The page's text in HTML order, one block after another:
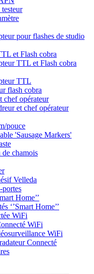
pour flashes de studio
et Flash cobra
TTL et Flash cobra
TTL
flash cobra
chef opérateur
et chef opérateur
pouce
'Sausage Markers'
chamois
Velleda
portes
Home’’
‘’Smart Home’’
WiFi
WiFi
WiFi
Connecté